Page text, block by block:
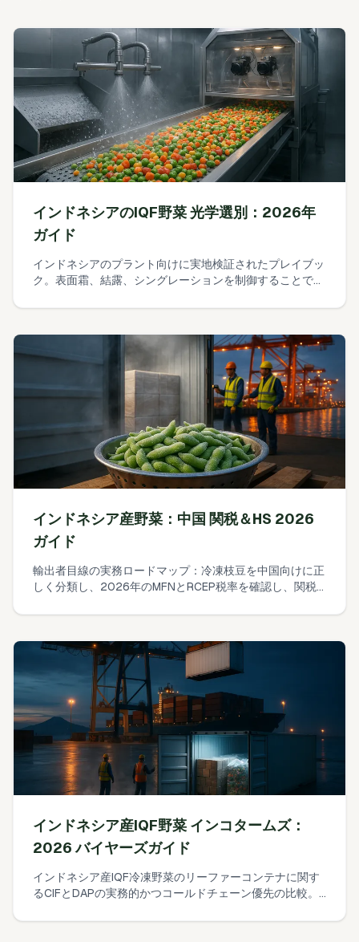
インドネシアのIQF野菜 光学選別：2026年
ガイド
インドネシアのプラント向けに実地検証されたプレイブッ
ク。表面霜、結露、シングレーションを制御することで、
3%未満に低減する方法を示します。
インドネシア産野菜：中国 関税＆HS 2026
ガイド
輸出者目線の実務ロードマップ：冷凍枝豆を中国向けに正
しく分類し、2026年のMFNとRCEP税率を確認し、関税
インドネシア産IQF野菜 インコタームズ：
2026 バイヤーズガイド
インドネシア産IQF冷凍野菜のリーファーコンテナに関す
るCIFとDAPの実務的かつコールドチェーン優先の比較。
て今日から使えるシンプルなランドコストワークシート。